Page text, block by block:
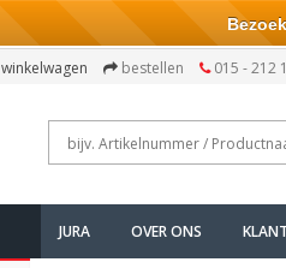
winkelwagen bestellen 015 - 212
JURA OVER ONS
Bezoek